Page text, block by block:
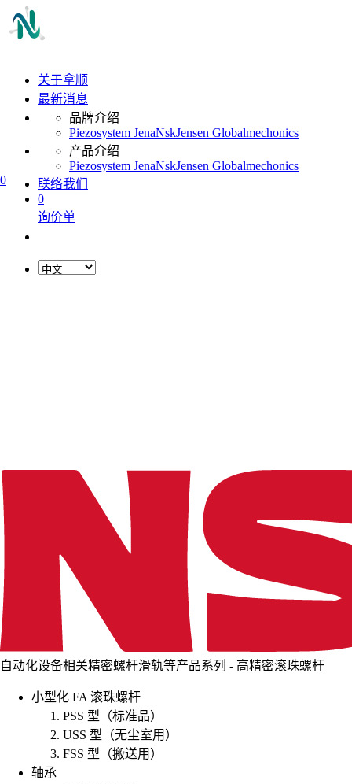
0
关于拿顺
最新消息
品牌介绍
Piezosystem JenaNskJensen Globalmechonics
产品介绍
Piezosystem JenaNskJensen Globalmechonics
联络我们
0
询价单
自动化设备相关精密螺杆滑轨等产品系列 - 高精密滚珠螺杆
小型化 FA 滚珠螺杆
PSS 型（标准品）
USS 型（无尘室用）
FSS 型（搬送用）
轴承